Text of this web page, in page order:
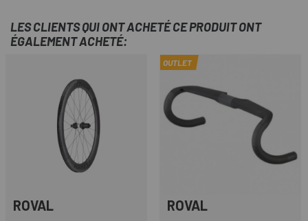
LES CLIENTS QUI ONT ACHETÉ CE PRODUIT ONT
ÉGALEMENT ACHETÉ:
ROVAL
OUTLET
ROVAL